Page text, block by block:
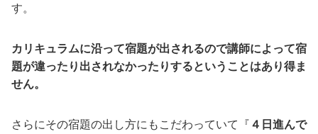
す。
カリキュラムに沿って宿題が出されるので講師によって宿
題が違ったり出されなかったりするということはあり得ま
せん。
さらにその宿題の出し方にもこだわっていて『 ４日進んで